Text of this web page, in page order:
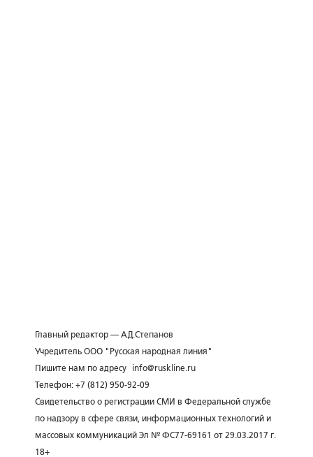
Главный редактор — А.Д.Степанов
Учредитель ООО "Русская народная линия"
Пишите нам по адресу
info@ruskline.ru
Телефон: +7 (812) 950-92-09
Свидетельство о регистрации СМИ в Федеральной службе
по надзору в сфере связи, информационных технологий и
массовых коммуникаций Эл № ФС77-69161 от 29.03.2017 г.
18+